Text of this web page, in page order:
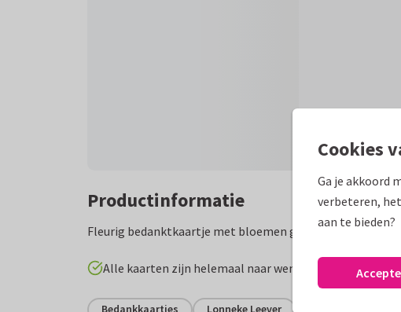
Productinformatie
Fleurig bedanktkaartje met bloemen gemaakt van
Alle kaarten zijn helemaal naar wens aan te passen
Bedankkaartjes Lonneke Leever
Cookies
Ga je akkoord
verbeteren,
aan te bieden?